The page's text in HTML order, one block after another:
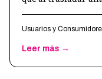
Usuarios y
Leer más →